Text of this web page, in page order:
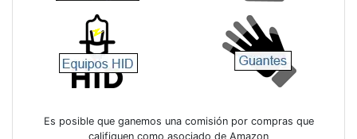
Es posible que ganemos una comisión por compras que
califiquen como asociado de Amazon